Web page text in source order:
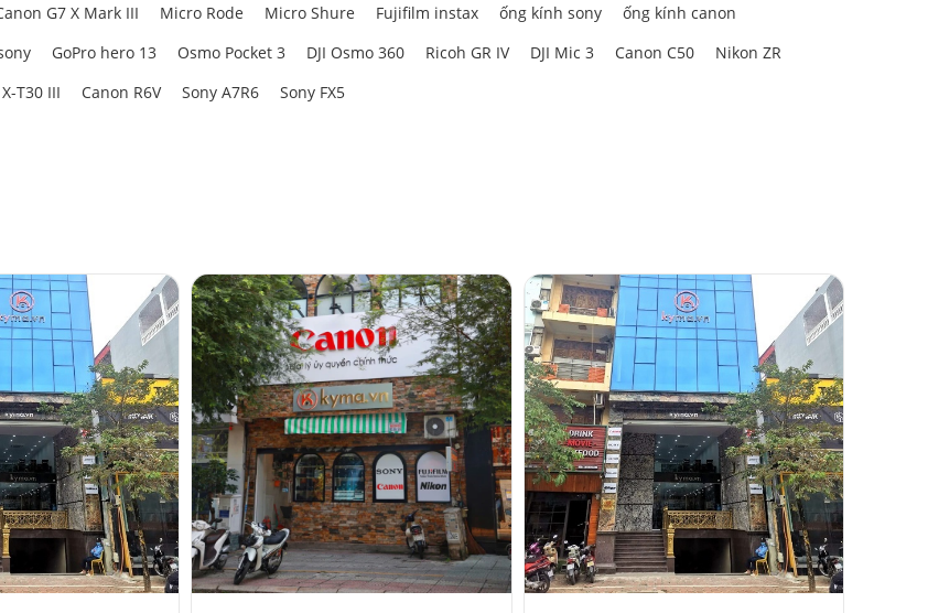
G7 X Mark III Micro Rode Micro Shure Fujifilm instax ống kính sony
ống kính canon
GoPro hero 13 Osmo Pocket 3 DJI Osmo 360 Ricoh GR IV DJI Mic 3 Canon C50
Nikon ZR
T30 III Canon R6V Sony A7R6 Sony FX5